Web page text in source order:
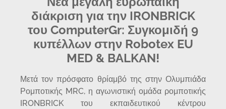
διάκριση για την IRONBRICK
του ComputerGr: Συγκομιδή 9
κυπέλλων στην Robotex EU
MED & BALKAN!
Μετά τον πρόσφατο θρίαμβό της στην Ολυμπιάδα
Ρομποτικής MRC, η αγωνιστική ομάδα ρομποτικής
IRONBRICK του εκπαιδευτικού κέντρου